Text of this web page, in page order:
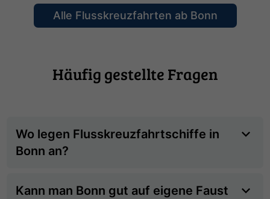
Alle Flusskreuzfahrten ab Bonn
Häufig gestellte Fragen
Wo legen Flusskreuzfahrtschiffe in
Bonn an?
Kann man Bonn gut auf eigene Faust